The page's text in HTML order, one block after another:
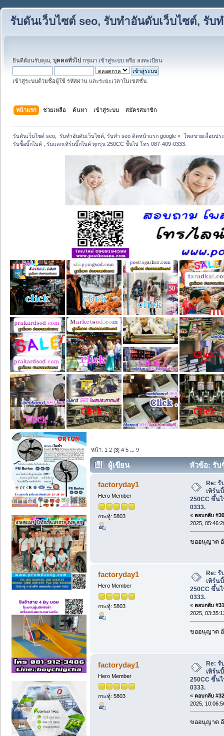
รับดันเว็บไซต์ seo, รับทำอันดับเว็บไซต์, รับ
ยินดีต้อนรับคุณ, บุคคลทั่วไป กรุณา เข้าสู่ระบบ หรือ ลงทะเบียน
เข้าสู่ระบบด้วยชื่อผู้ใช้ รหัสผ่าน และระยะเวลาในเซสชั่น
หน้าแรก ช่วยเหลือ ค้นหา เข้าสู่ระบบ สมัครสมาชิก
รับดันเว็บไซต์ seo,  รับทำอันดับเว็บไซต์, รับทำ seo ติดหน้าแรก google » โพสขายเลื่อนปร
รับซื้อบิ๊กไบค์ , รับแลกเทิร์นบิ๊กไบค์ ทุกรุ่น 250CC ขึ้นไป โทร 087-409-0333.
หน้า: 1 2 [3]4 5 ...9
ผู้เขียน
หัวข้อ: รับ
250CC ขึ้นไป โทร 087-409-0333. (อ่า
factoryday1
Hero Member
กระทู้: 5803
Re: รั
เทิร์น
250CC ขึ้น
0333.
« ตอบกลับ
2025,
ขออนุญาต
factoryday1
Hero Member
กระทู้: 5803
Re: รั
เทิร์น
250CC ขึ้น
0333.
« ตอบกลับ
2025,
ขออนุญาต
factoryday1
Hero Member
กระทู้: 5803
Re: รั
เทิร์น
250CC ขึ้น
0333.
« ตอบกลับ
2025,
ขออนุญาต